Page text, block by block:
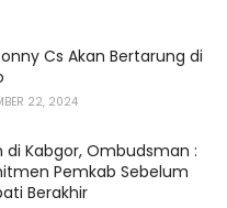
Cs Akan Bertarung di
22, 2024
di Kabgor, Ombudsman :
Pemkab Sebelum
Berakhir